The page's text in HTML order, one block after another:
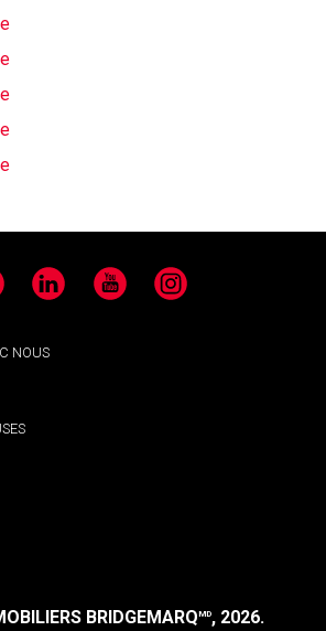
LinkedIn YouTube Instagram
NOUS
BRIDGEMARQMD, 2026.